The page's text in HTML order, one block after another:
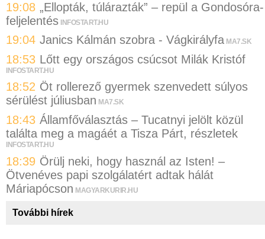
19:08 „Ellopták, túlárazták” – repül a Gondosóra-
feljelentés INFOSTART.HU
19:04 Janics Kálmán szobra - Vágkirályfa MA7.SK
18:53 Lőtt egy országos csúcsot Milák Kristóf
INFOSTART.HU
18:52 Öt rollerező gyermek szenvedett súlyos
sérülést júliusban MA7.SK
18:43 Államfőválasztás – Tucatnyi jelölt közül
találta meg a magáét a Tisza Párt, részletek
INFOSTART.HU
18:39 Örülj neki, hogy használ az Isten! –
Ötvenéves papi szolgálatért adtak hálát
Máriapócson MAGYARKURIR.HU
További hírek